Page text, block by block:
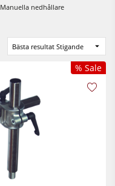
Manuella nedhållare
Bästa resultat Stigande
% Sale